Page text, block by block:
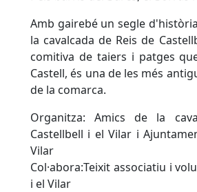
Amb gairebé un segle
la cavalcada de Reis de
comitiva de taiers i patges
Castell, és una de les més
de la comarca.
Organitza: Amics de la
Castellbell i el Vilar i
Vilar
Col·abora:Teixit associatiu i
i el Vilar